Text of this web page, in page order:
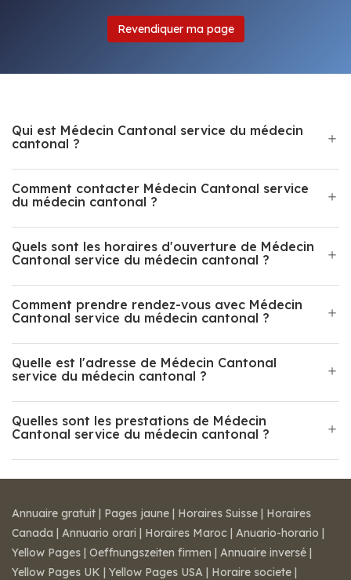
Revendiquer ma page
Qui est Médecin Cantonal service du médecin
cantonal ?
Comment contacter Médecin Cantonal service
du médecin cantonal ?
Quels sont les horaires d'ouverture de Médecin
Cantonal service du médecin cantonal ?
Comment prendre rendez-vous avec Médecin
Cantonal service du médecin cantonal ?
Quelle est l'adresse de Médecin Cantonal
service du médecin cantonal ?
Quelles sont les prestations de Médecin
Cantonal service du médecin cantonal ?
Annuaire gratuit | Pages jaune | Horaires Suisse | Horaires
Canada | Annuario orari | Horaires Maroc | Anuario-horario |
Yellow Pages | Oeffnungszeiten firmen | Annuaire inversé |
Yellow Pages UK | Yellow Pages USA | Horaire societe |